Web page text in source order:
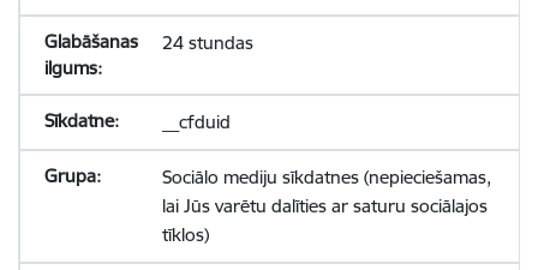
24 stundas
__cfduid
Sociālo mediju sīkdatnes (nepieciešamas,
lai Jūs varētu dalīties ar saturu sociālajos
tīklos)